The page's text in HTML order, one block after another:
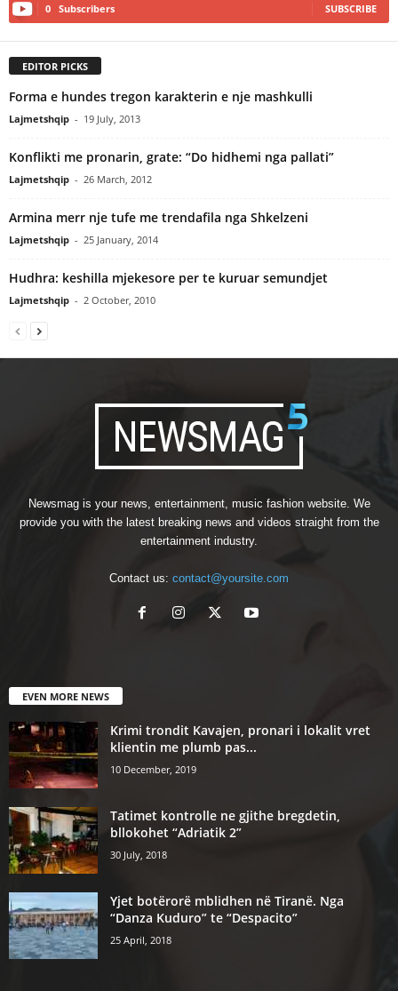
0 Subscribers SUBSCRIBE
EDITOR PICKS
Forma e hundes tregon karakterin e nje mashkulli
Lajmetshqip - 19 July, 2013
Konflikti me pronarin, grate: “Do hidhemi nga pallati”
Lajmetshqip - 26 March, 2012
Armina merr nje tufe me trendafila nga Shkelzeni
Lajmetshqip - 25 January, 2014
Hudhra: keshilla mjekesore per te kuruar semundjet
Lajmetshqip - 2 October, 2010
Newsmag is your news, entertainment, music fashion website. We
provide you with the latest breaking news and videos straight from the
entertainment industry.
Contact us: contact@yoursite.com
EVEN MORE NEWS
Krimi trondit Kavajen, pronari i lokalit vret
klientin me plumb pas...
10 December, 2019
Tatimet kontrolle ne gjithe bregdetin,
bllokohet “Adriatik 2”
30 July, 2018
Yjet botërorë mblidhen në Tiranë. Nga
“Danza Kuduro” te “Despacito”
25 April, 2018